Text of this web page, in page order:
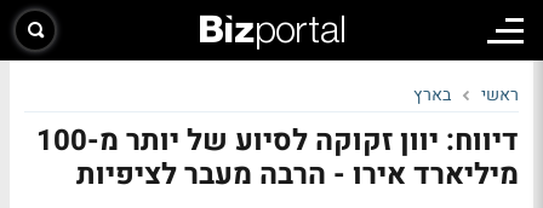
ראשי בארץ
דיווח: יוון זקוקה לסיוע של יותר מ-100
מיליארד אירו - הרבה מעבר לציפיות